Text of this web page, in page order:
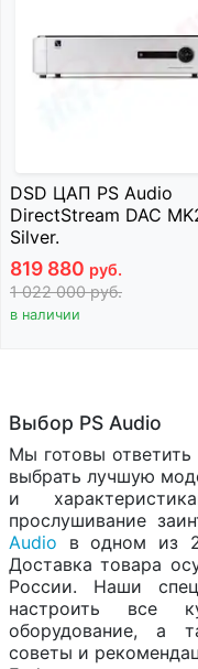
DSD ЦАП PS Audio
DirectStream DAC
Silver.
819 880 руб.
1 022 000руб.
в наличии
Выбор PS Audio
Мы готовы
выбрать лучшую
и
прослушивание
Audio в одном из
Доставка товара
России. Наши
настроить все
оборудование, а
советы и